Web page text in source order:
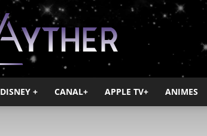
Ayther
DISNEY + CANAL+ APPLE TV+ ANIMES